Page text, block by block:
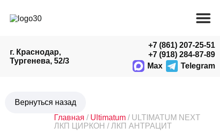
г. Краснодар,
Тургенева, 52/3
+7 (861) 207-25-51
+7 (918) 284-87-89
Max
Telegram
Главная / Ultimatum / ULTIMATUM NEXT
ЛКП ЦИРКОН / ЛКП АНТРАЦИТ